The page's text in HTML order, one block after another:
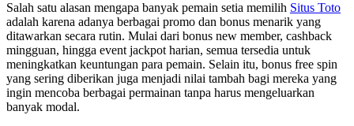
Salah satu alasan mengapa banyak pemain setia memilih Situs Toto
adalah karena adanya berbagai promo dan bonus menarik yang
ditawarkan secara rutin. Mulai dari bonus new member, cashback
mingguan, hingga event jackpot harian, semua tersedia untuk
meningkatkan keuntungan para pemain. Selain itu, bonus free spin
yang sering diberikan juga menjadi nilai tambah bagi mereka yang
ingin mencoba berbagai permainan tanpa harus mengeluarkan
banyak modal.